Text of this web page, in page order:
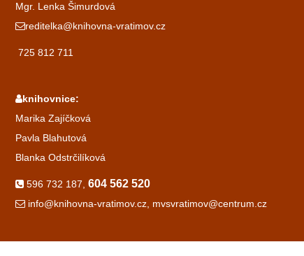
Mgr. Lenka Šimurdová
reditelka@knihovna-vratimov.cz
725 812 711
knihovnice:
Marika Zajíčková
Pavla Blahutová
Blanka Odstrčilíková
596 732 187, 604 562 520
info@knihovna-vratimov.cz, mvsvratimov@centrum.cz